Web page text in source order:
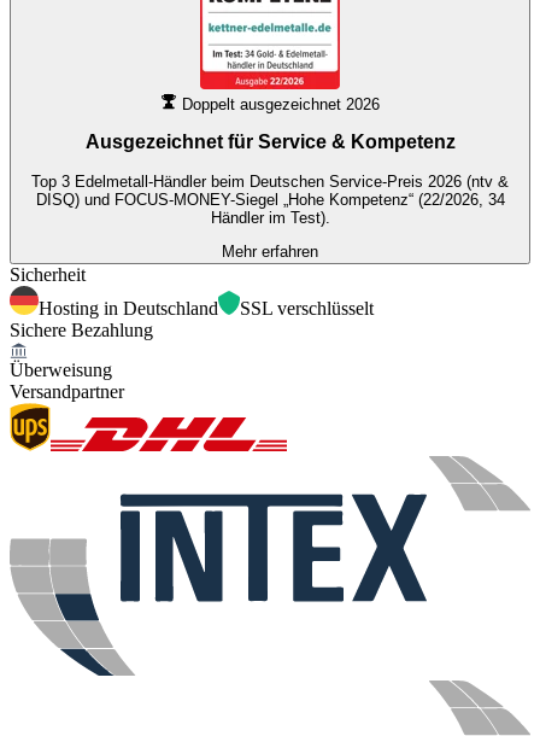
Doppelt ausgezeichnet 2026
Ausgezeichnet für Service & Kompetenz
Top 3 Edelmetall-Händler beim Deutschen Service-Preis 2026 (ntv &
DISQ) und FOCUS-MONEY-Siegel „Hohe Kompetenz“ (22/2026, 34
Händler im Test).
Mehr erfahren
Sicherheit
Hosting in Deutschland
SSL verschlüsselt
Sichere Bezahlung
Überweisung
Versandpartner